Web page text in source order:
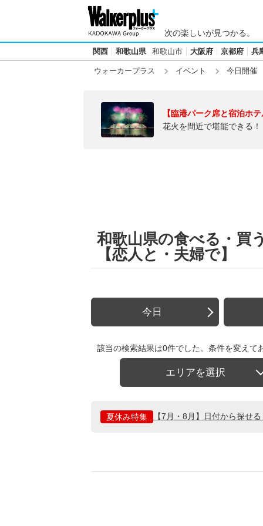
次の楽しいが見つかる。
関西 和歌山県 和歌山市 大阪府 京都府 兵
ウォーカープラス イベント 今日開催
【臨港パーク席と宿泊ホ
花火を間近で堪能できる
和歌山県の食べる・買
【恋人と・夫婦で】
今日
該当の検索結果は0件でした。条件を変えて
エリアを選択
夏休み特集 【7月・8月】日付から探せ